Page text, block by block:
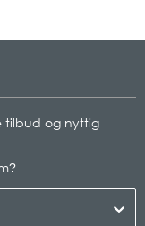
tilbud og nyttig
?